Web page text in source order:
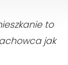
to
jak